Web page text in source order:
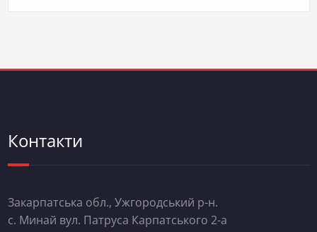
Контакти
Закарпатська обл., Ужгородський р-н.
с. Минай вул. Патруса Карпатського 2-а